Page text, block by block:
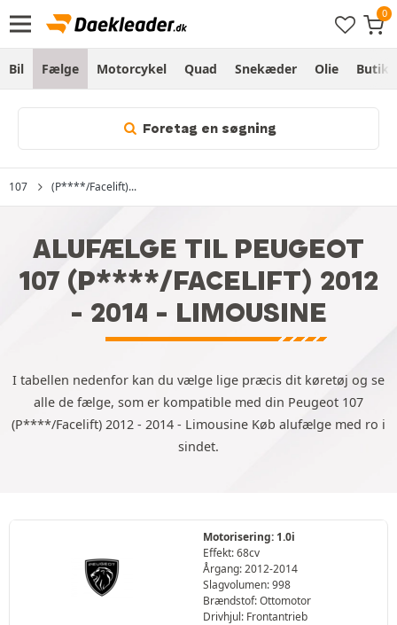
Bil Fælge Motorcykel Quad Snekæder Olie Butik
Foretag en søgning
107 (P****/Facelift)...
ALUFÆLGE TIL PEUGEOT
107 (P****/FACELIFT) 2012
- 2014 - LIMOUSINE
I tabellen nedenfor kan du vælge lige præcis dit køretøj og se
alle de fælge, som er kompatible med din Peugeot 107
(P****/Facelift) 2012 - 2014 - Limousine Køb alufælge med ro i
sindet.
Motorisering: 1.0i
Effekt: 68cv
Årgang: 2012-2014
Slagvolumen: 998
Brændstof: Ottomotor
Drivhjul: Frontantrieb